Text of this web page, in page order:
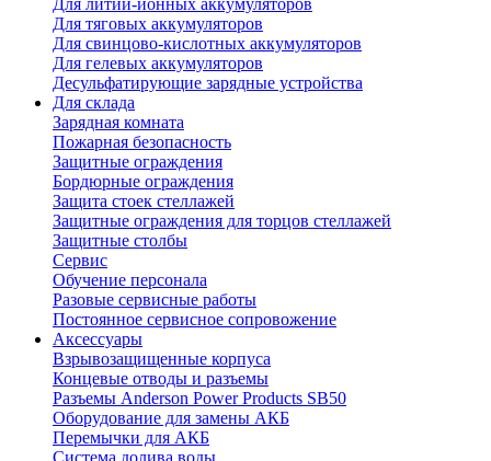
Для литий-ионных аккумуляторов
Для тяговых аккумуляторов
Для свинцово-кислотных аккумуляторов
Для гелевых аккумуляторов
Десульфатирующие зарядные устройства
Для склада
Зарядная комната
Пожарная безопасность
Защитные ограждения
Бордюрные ограждения
Защита стоек стеллажей
Защитные ограждения для торцов стеллажей
Защитные столбы
Сервис
Обучение персонала
Разовые сервисные работы
Постоянное сервисное сопровожение
Аксессуары
Взрывозащищенные корпуса
Концевые отводы и разъемы
Разъемы Anderson Power Products SB50
Оборудование для замены АКБ
Перемычки для АКБ
Система долива воды